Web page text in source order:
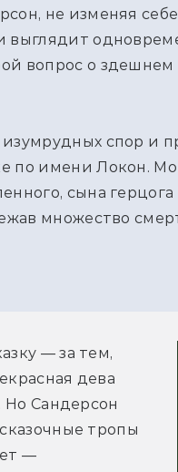
не изменяя
выглядит
вопрос о здешнем
спор и
по имени Локон.
сына
множество
— за тем,
дева
Но Сандерсон
тропы
—